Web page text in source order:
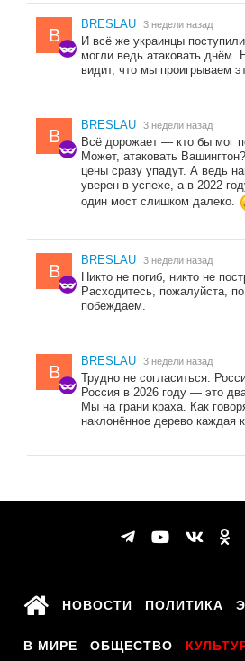
B
BRESLAU 3 недели назад
И всё же украинцы
могли ведь атаковать днём.
видит, что мы проигрываем
B
BRESLAU 3 недели назад
Всё дорожает — кто бы мог
Может, атаковать
цены сразу упадут. А ведь
уверен в успехе, а в 2022
один мост слишком далеко.
B
BRESLAU 3 недели назад
Никто не погиб, никто не
Расходитесь, пожалуйста,
побеждаем.
B
BRESLAU 3 недели назад
Трудно не согласиться.
Россия в 2026 году — это
Мы на грани краха. Как
наклонённое дерево каждая
НОВОСТИ ПОЛИТИКА
В МИРЕ ОБЩЕСТВО